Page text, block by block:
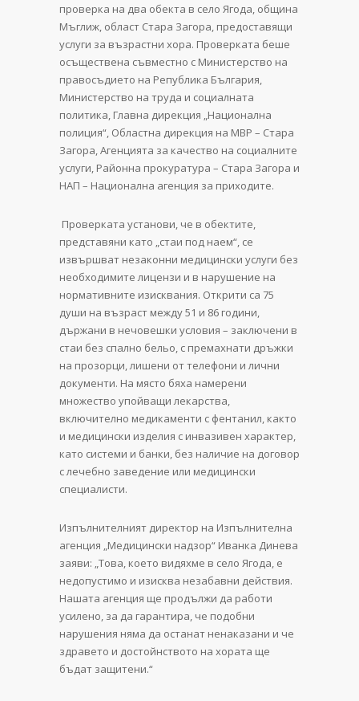
проверка на два обекта в село Ягода, община
Мъглиж, област Стара Загора, предоставящи
услуги за възрастни хора. Проверката беше
осъществена съвместно с Министерство на
правосъдието на Република България,
Министерство на труда и социалната
политика, Главна дирекция „Национална
полиция“, Областна дирекция на МВР – Стара
Загора, Агенцията за качество на социалните
услуги, Районна прокуратура – Стара Загора и
НАП – Национална агенция за приходите.
Проверката установи, че в обектите,
представяни като „стаи под наем“, се
извършват незаконни медицински услуги без
необходимите лицензи и в нарушение на
нормативните изисквания. Открити са 75
души на възраст между 51 и 86 години,
държани в нечовешки условия – заключени в
стаи без спално бельо, с премахнати дръжки
на прозорци, лишени от телефони и лични
документи. На място бяха намерени
множество упойващи лекарства,
включително медикаменти с фентанил, както
и медицински изделия с инвазивен характер,
като системи и банки, без наличие на договор
с лечебно заведение или медицински
специалисти.
Изпълнителният директор на Изпълнителна
агенция „Медицински надзор“ Иванка Динева
заяви: „Това, което видяхме в село Ягода, е
недопустимо и изисква незабавни действия.
Нашата агенция ще продължи да работи
усилено, за да гарантира, че подобни
нарушения няма да останат ненаказани и че
здравето и достойнството на хората ще
бъдат защитени.“